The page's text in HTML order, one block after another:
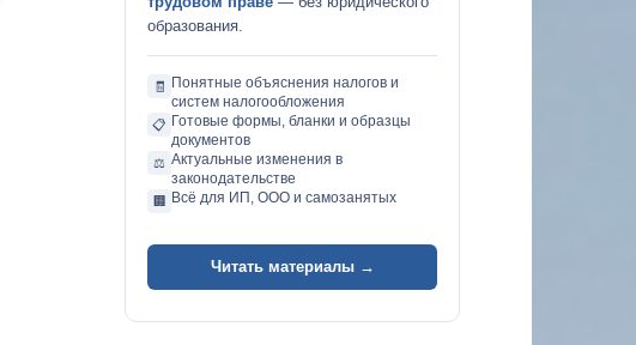
образования.
🧾
Понятные объяснения налогов и
систем налогообложения
📋 Готовые формы, бланки и образцы
документов
⚖️ Актуальные изменения в
законодательстве
🏢 Всё для ИП, ООО и самозанятых
Читать материалы →